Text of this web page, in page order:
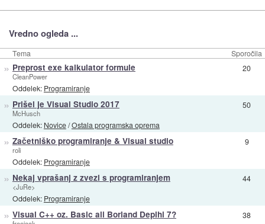
Vredno ogleda ...
Tema Sporočila
» Preprost exe kalkulator formule
CleanPower
Oddelek: Programiranje
20
» Prišel je Visual Studio 2017
McHusch
Oddelek: Novice/Ostala programska oprema
50
» Začetniško programiranje & Visual studio
roli
Oddelek: Programiranje
9
» Nekaj vprašanj z zvezi s programiranjem
<JuRe>
Oddelek: Programiranje
44
» Visual C++ oz. Basic ali Borland Deplhi 7? 38